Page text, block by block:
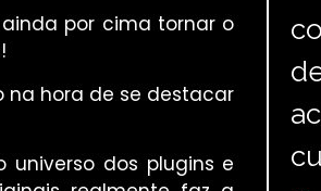
por cima tornar o
na hora de se destacar
universo dos plugins e